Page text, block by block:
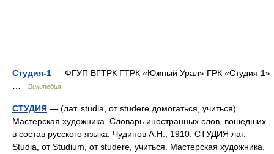
Студия-1 — ФГУП ВГТРК ГТРК «Южный Урал» ГРК «Студия 1»
Википедия
СТУДИЯ — (лат. studia, от studere домогаться, учиться).
Мастерская художника. Словарь иностранных слов, вошедших
в состав русского языка. Чудинов А.Н., 1910. СТУДИЯ лат.
Studia, от Studium, от studere, учиться. Мастерская художника.